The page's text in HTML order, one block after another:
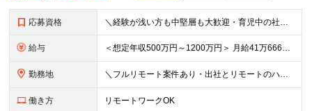
応募資格 ＼経験が浅い方も中堅層も大歓迎・育児中の社員も活躍中／ ■学歴不問 ■開発エンジニアとしての経験2年以上 ■日本在住 ■日本語でのコミュニケーションが取れる方 ■外国籍の方はN1保有者 ★平均年齢3
給与 ＜想定年収500万円～1200万円＞ 月給41万6666円～100万円+交通費+残業手当 ※残業代は別途全額支給します ※試用期間6ヶ月あり。給与以外の待遇の差異はありません ┗試用期間後に若干が給
勤務地 ＼フルリモート案件あり・出社とリモートのハイブリッド勤務可能／ 【本社】東京都新宿区西新宿三丁目3番-13号西新宿水間ビル6階 ★ハイブリッド出社や出社メインでの勤務をご希望の方もぜひご応募ください
働き方 リモートワークOK